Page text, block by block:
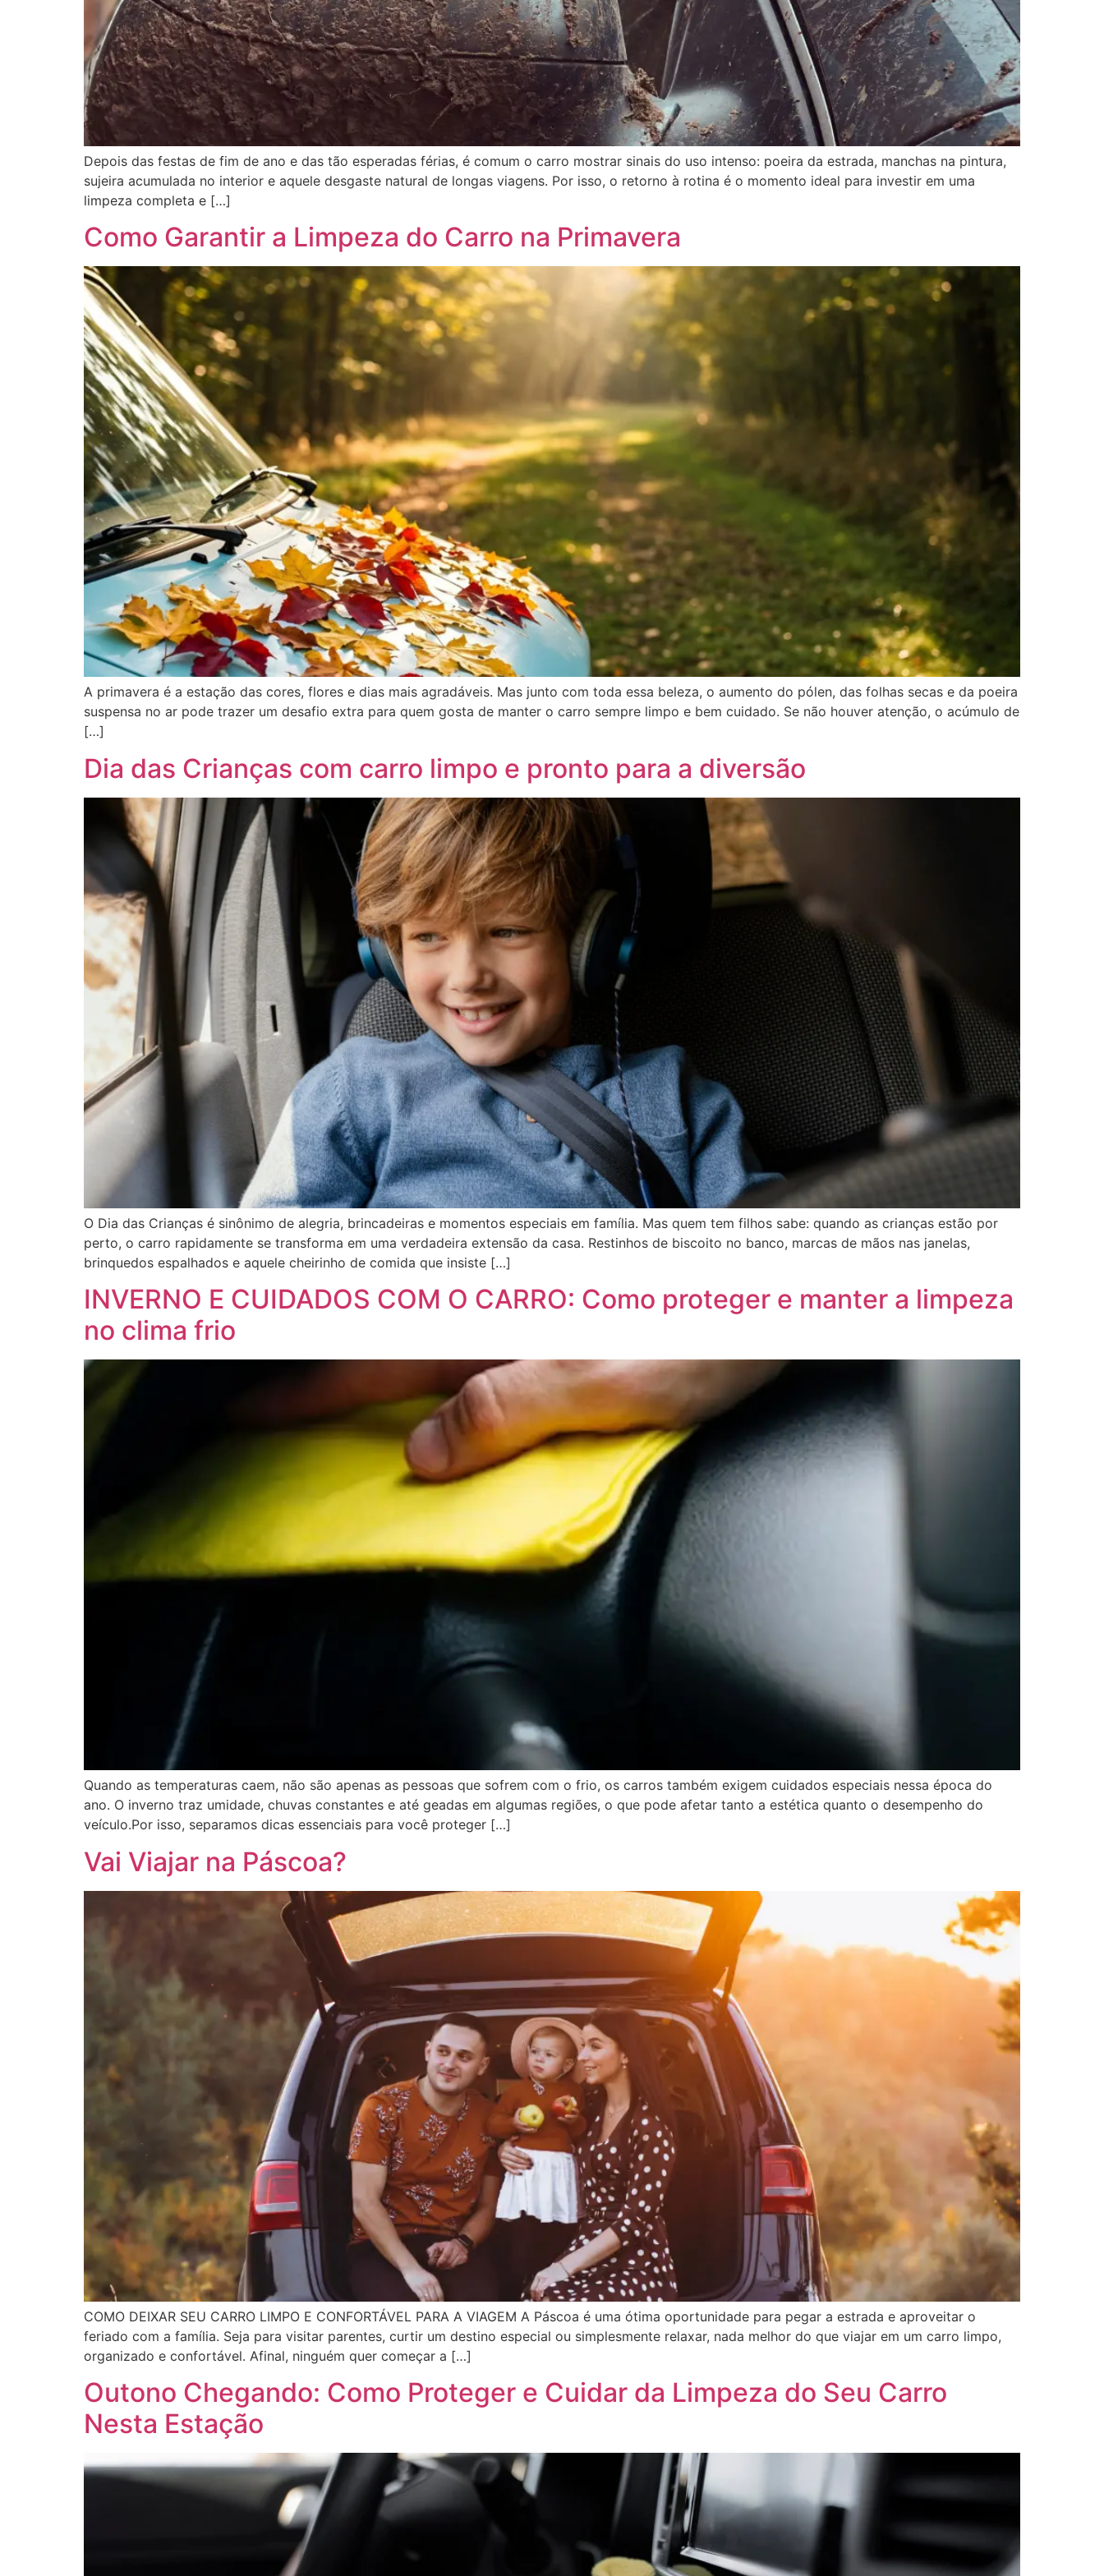
Depois das festas de fim de ano e das tão esperadas férias, é comum o carro mostrar sinais do uso intenso: poeira da estrada, manchas na pintura,
sujeira acumulada no interior e aquele desgaste natural de longas viagens. Por isso, o retorno à rotina é o momento ideal para investir em uma
limpeza completa e […]
Como Garantir a Limpeza do Carro na Primavera
A primavera é a estação das cores, flores e dias mais agradáveis. Mas junto com toda essa beleza, o aumento do pólen, das folhas secas e da poeira
suspensa no ar pode trazer um desafio extra para quem gosta de manter o carro sempre limpo e bem cuidado. Se não houver atenção, o acúmulo de
[…]
Dia das Crianças com carro limpo e pronto para a diversão
O Dia das Crianças é sinônimo de alegria, brincadeiras e momentos especiais em família. Mas quem tem filhos sabe: quando as crianças estão por
perto, o carro rapidamente se transforma em uma verdadeira extensão da casa. Restinhos de biscoito no banco, marcas de mãos nas janelas,
brinquedos espalhados e aquele cheirinho de comida que insiste […]
INVERNO E CUIDADOS COM O CARRO: Como proteger e manter a limpeza
no clima frio
Quando as temperaturas caem, não são apenas as pessoas que sofrem com o frio, os carros também exigem cuidados especiais nessa época do
ano. O inverno traz umidade, chuvas constantes e até geadas em algumas regiões, o que pode afetar tanto a estética quanto o desempenho do
veículo.Por isso, separamos dicas essenciais para você proteger […]
Vai Viajar na Páscoa?
COMO DEIXAR SEU CARRO LIMPO E CONFORTÁVEL PARA A VIAGEM A Páscoa é uma ótima oportunidade para pegar a estrada e aproveitar o
feriado com a família. Seja para visitar parentes, curtir um destino especial ou simplesmente relaxar, nada melhor do que viajar em um carro limpo,
organizado e confortável. Afinal, ninguém quer começar a […]
Outono Chegando: Como Proteger e Cuidar da Limpeza do Seu Carro
Nesta Estação